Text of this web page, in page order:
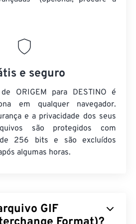
e seguro
ORIGEM para DESTINO é
em qualquer navegador.
e a privacidade dos seus
são protegidos com
256 bits e são excluídos
algumas horas.
GIF